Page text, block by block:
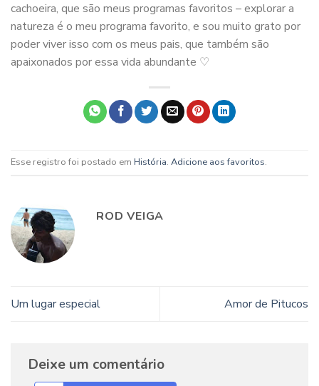
cachoeira, que são meus programas favoritos – explorar a
natureza é o meu programa favorito, e sou muito grato por
poder viver isso com os meus pais, que também são
apaixonados por essa vida abundante ♡
Esse registro foi postado em História. Adicione aos favoritos.
ROD VEIGA
Um lugar especial Amor de Pitucos
Deixe um comentário